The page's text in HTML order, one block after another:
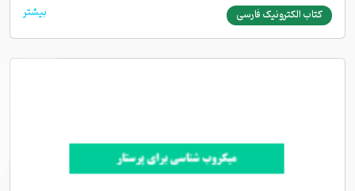
کتاب الکترونیک فارسی بیشتر